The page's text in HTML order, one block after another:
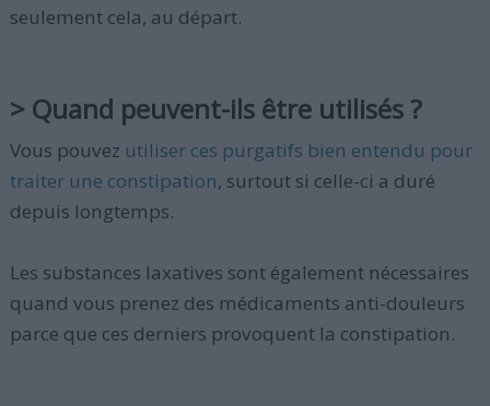
seulement cela, au départ.
> Quand peuvent-ils être utilisés ?
Vous pouvez utiliser ces purgatifs bien entendu pour
traiter une constipation, surtout si celle-ci a duré
depuis longtemps.
Les substances laxatives sont également nécessaires
quand vous prenez des médicaments anti-douleurs
parce que ces derniers provoquent la constipation.